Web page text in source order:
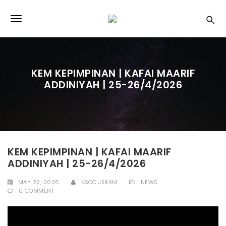
o
T
g
e
n
a
v
KEM KEPIMPINAN | KAFAI MAARIF
ADDINIYAH | 25-26/4/2026
KEM KEPIMPINAN | KAFAI MAARIF
ADDINIYAH | 25-26/4/2026
MAY 22, 2026 KSCC JERAM
NEWS
0 COMMENT